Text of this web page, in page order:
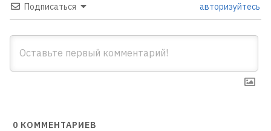
Подписаться авторизуйтесь
0 КОММЕНТАРИЕВ